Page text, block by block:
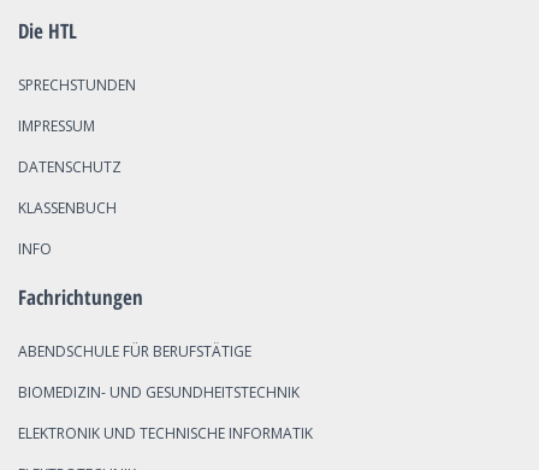
Die HTL
SPRECHSTUNDEN
IMPRESSUM
DATENSCHUTZ
KLASSENBUCH
INFO
Fachrichtungen
ABENDSCHULE FÜR BERUFSTÄTIGE
BIOMEDIZIN- UND GESUNDHEITSTECHNIK
ELEKTRONIK UND TECHNISCHE INFORMATIK